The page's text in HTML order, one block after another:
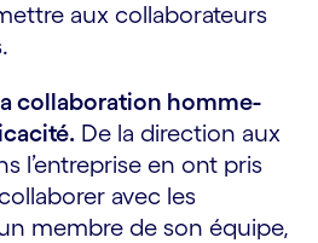
aux collaborateurs
collaboration homme-
De la direction aux
l’entreprise en ont pris
avec les
membre de son équipe,